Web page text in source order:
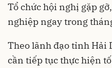
Tổ chức hội nghị gặp
nghiệp ngay trong
Theo lãnh đạo tỉnh Hải
cần tiếp tục thực hiện